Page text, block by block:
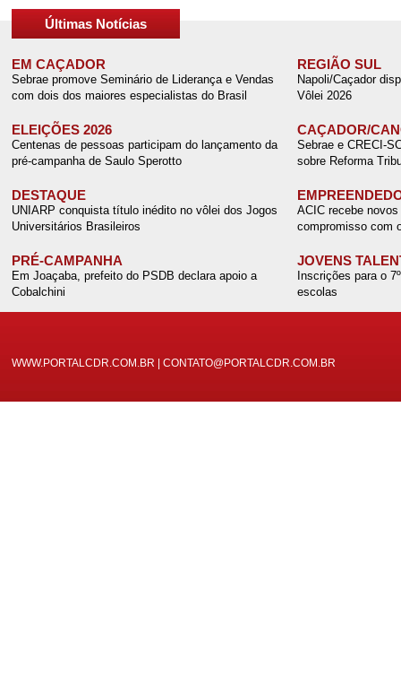
Últimas Notícias
EM CAÇADOR
Sebrae promove Seminário de Liderança e Vendas
com dois dos maiores especialistas do Brasil
REGIÃO SUL
Napoli/Caçador
Vôlei 2026
ELEIÇÕES 2026
Centenas de pessoas participam do lançamento da
pré-campanha de Saulo Sperotto
CAÇADOR/
Sebrae e CRECI-
sobre Reforma
DESTAQUE
UNIARP conquista título inédito no vôlei dos Jogos
Universitários Brasileiros
ACIC recebe
compromisso com
PRÉ-CAMPANHA
Em Joaçaba, prefeito do PSDB declara apoio a
Cobalchini
JOVENS
Inscrições para o
escolas
WWW.PORTALCDR.COM.BR | CONTATO@PORTALCDR.COM.BR